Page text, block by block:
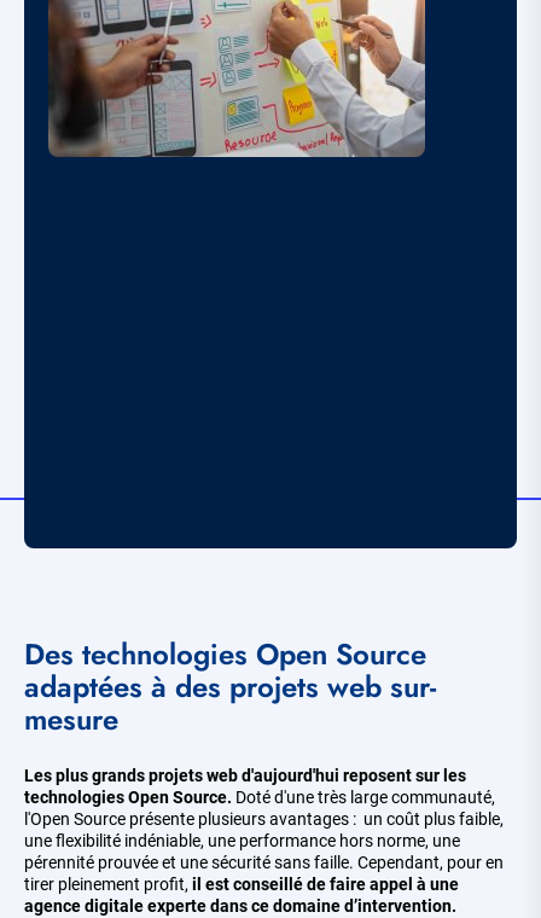
Des technologies Open Source
adaptées à des projets web sur-
mesure
Les plus grands projets web d'aujourd'hui reposent sur les
technologies Open Source. Doté d'une très large communauté,
l'Open Source présente plusieurs avantages : un coût plus faible,
une flexibilité indéniable, une performance hors norme, une
pérennité prouvée et une sécurité sans faille. Cependant, pour en
tirer pleinement profit, il est conseillé de faire appel à une
agence digitale experte dans ce domaine d’intervention.